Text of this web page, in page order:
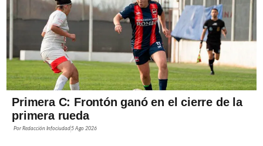
Primera C: Frontón ganó en el cierre de la
primera rueda
PorRedacción Infociudad5 Ago 2026